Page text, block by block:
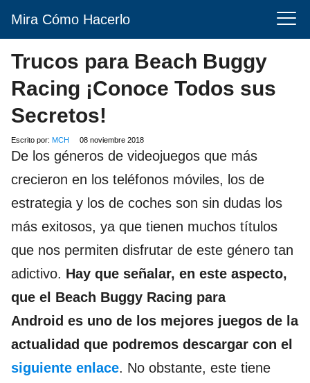
Mira Cómo Hacerlo
Trucos para Beach Buggy
Racing ¡Conoce Todos sus
Secretos!
Escrito por: MCH 08 noviembre 2018
De los géneros de videojuegos que más
crecieron en los teléfonos móviles, los de
estrategia y los de coches son sin dudas los
más exitosos, ya que tienen muchos títulos
que nos permiten disfrutar de este género tan
adictivo. Hay que señalar, en este aspecto,
que el Beach Buggy Racing para
Android es uno de los mejores juegos de la
actualidad que podremos descargar con el
siguiente enlace. No obstante, este tiene